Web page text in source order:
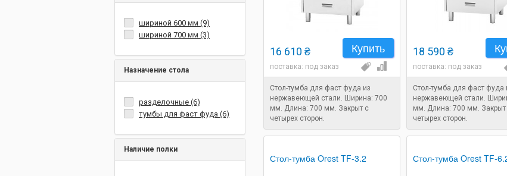
Купить
16 610 ₴
поставка: под заказ
Стол-тумба для фаст фуда из
нержавеющей стали. Ширина: 700
мм. Длина: 700 мм. Закрыт с
четырех сторон.
18 590 ₴
поставка: под заказ
Стол-тумба для фаст фуда
нержавеющей стали.
мм. Длина: 700 мм. Закрыт
четырех сторон.
Стол-тумба Orest TF-3.2 Стол-тумба Orest TF-
шириной 600 мм (9)
шириной 700 мм (3)
Назначение стола
разделочные (6)
тумбы для фаст фуда (6)
Наличие полки